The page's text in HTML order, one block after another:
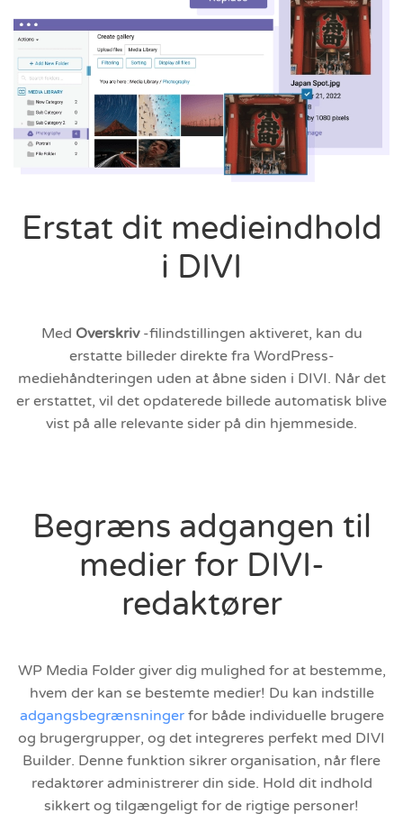
Erstat dit medieindhold
i DIVI
Med Overskriv-filindstillingen aktiveret, kan du
erstatte billeder direkte fra WordPress-
mediehåndteringen uden at åbne siden i DIVI. Når det
er erstattet, vil det opdaterede billede automatisk blive
vist på alle relevante sider på din hjemmeside.
Begræns adgangen til
medier for DIVI-
redaktører
WP Media Folder giver dig mulighed for at bestemme,
hvem der kan se bestemte medier! Du kan indstille
adgangsbegrænsningerfor både individuelle brugere
og brugergrupper, og det integreres perfekt med DIVI
Builder. Denne funktion sikrer organisation, når flere
redaktører administrerer din side. Hold dit indhold
sikkert og tilgængeligt for de rigtige personer!